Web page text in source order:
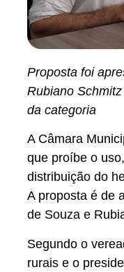
Proposta foi
Rubiano
da categoria
A Câmara
que proíbe o
distribuição do
A proposta é de
de Souza e
Segundo o
rurais e o